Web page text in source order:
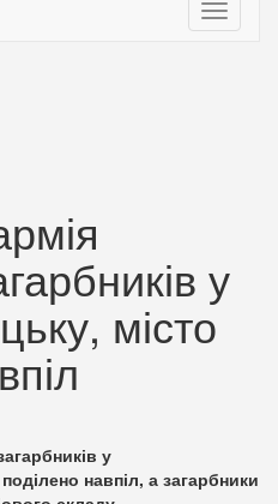
Toggle
у
місто
у
навпіл, а загарбники